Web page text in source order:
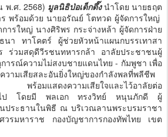
พ.ศ. 2568) มูลนิธิป่อเต็กตึ๊งนำโดย นายธฤต
พร้อมด้วย นายอรัณย์ โตทวด ผู้จัดการใหญ่
ารใหญ่ นางศิริพร กระจ่างหล้า ผู้จัดการฝ่าย
นา ทาโคตร์ ผู้ช่วยหัวหน้าแผนกบรรเทาสา
ร่วมสดุดีวีรชนทหารกล้า อาลัยประชาชนผู้
ารณ์ความไม่สงบชายแดนไทย - กัมพูชา เพื่อ
วามเสียสละอันยิ่งใหญ่ของกำลังพลที่พลีชีพ
พร้อมแสดงความเสียใจและไว้อาลัยต่อ
ไป โดยมี พลเอก ทรงวิทย์ หนุนภักดี ผู้
ประธานในพิธี ณ บริเวณลานพระบรมราชา
วรมหาราช กองบัญชาการกองทัพไทย เขต